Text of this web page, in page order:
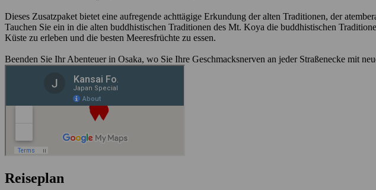
Dieses Zusatzpaket bietet eine aufregende achttägige Erkundung der alten Traditionen, der
Tauchen Sie ein in die alten buddhistischen Traditionen des Mt. Koya die buddhistischen
Küste zu erleben und die besten Meeresfrüchte zu essen.
Beenden Sie Ihr Abenteuer in Osaka, wo Sie Ihre Geschmacksnerven an jeder Straßenecke mit
Reiseplan